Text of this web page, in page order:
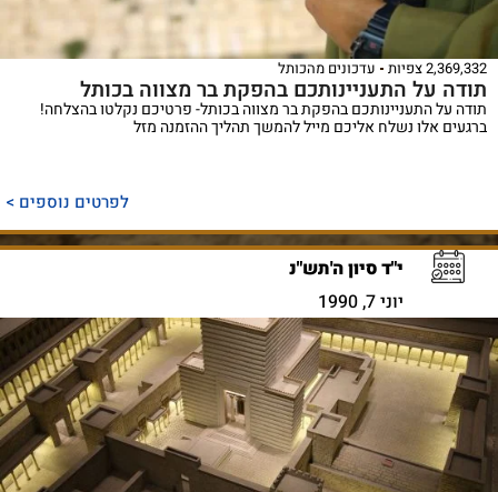
2,369,332 צפיות עדכונים מהכותל
תודה על התעניינותכם בהפקת בר מצווה בכותל
תודה על התעניינותכם בהפקת בר מצווה בכותל- פרטיכם נקלטו בהצלחה!
ברגעים אלו נשלח אליכם מייל להמשך תהליך ההזמנה מזל
לפרטים נוספים >
י"ד סיון ה'תש"נ
יוני 7, 1990